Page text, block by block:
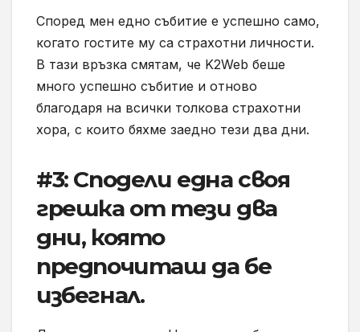
Според мен едно събитие е успешно само,
когато гостите му са страхотни личности.
В тази връзка смятам, че K2Web беше
много успешно събитие и отново
благодаря на всички толкова страхотни
хора, с които бяхме заедно тези два дни.
#3: Сподели една своя
грешка от тези два
дни, която
предпочиташ да бе
избегнал.